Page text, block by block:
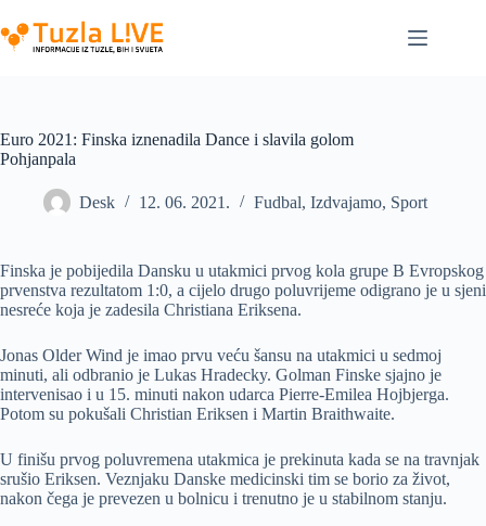
to
content
Euro 2021: Finska iznenadila Dance i slavila golom
Pohjanpala
Desk 12. 06. 2021. Fudbal, Izdvajamo, Sport
Finska je pobijedila Dansku u utakmici prvog kola grupe B Evropskog
prvenstva rezultatom 1:0, a cijelo drugo poluvrijeme odigrano je u sjeni
nesreće koja je zadesila Christiana Eriksena.
Jonas Older Wind je imao prvu veću šansu na utakmici u sedmoj
minuti, ali odbranio je Lukas Hradecky. Golman Finske sjajno je
intervenisao i u 15. minuti nakon udarca Pierre-Emilea Hojbjerga.
Potom su pokušali Christian Eriksen i Martin Braithwaite.
U finišu prvog poluvremena utakmica je prekinuta kada se na travnjak
srušio Eriksen. Veznjaku Danske medicinski tim se borio za život,
nakon čega je prevezen u bolnicu i trenutno je u stabilnom stanju.